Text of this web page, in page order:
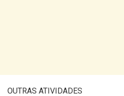
OUTRAS ATIVIDADES